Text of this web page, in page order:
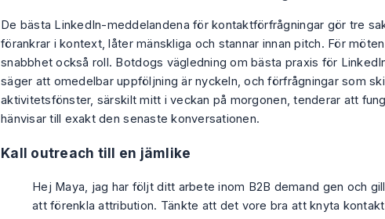
De bästa LinkedIn-meddelandena för kontaktförfrågningar gör tre
förankrar i kontext, låter mänskliga och stannar innan pitch. För
snabbhet också roll. Botdogs vägledning om bästa praxis för
säger att omedelbar uppföljning är nyckeln, och förfrågningar som
aktivitetsfönster, särskilt mitt i veckan på morgonen, tenderar att
hänvisar till exakt den senaste konversationen.
Kall outreach till en jämlike
Hej Maya, jag har följt ditt arbete inom B2B demand gen och
att förenkla attribution. Tänkte att det vore bra att knyta